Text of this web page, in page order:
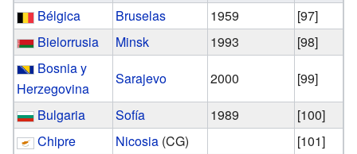
Bélgica
Bruselas 1959
[97]
Bielorrusia
Minsk 1993
[98]
Bosnia y
Herzegovina
Sarajevo 2000
[99]
Bulgaria
Sofía 1989
[100]
Chipre
Nicosia (CG)
[101]